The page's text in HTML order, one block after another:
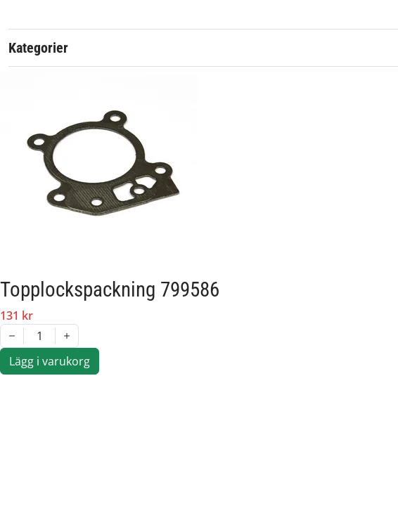
Kategorier
Topplockspackning 799586
131 kr
1
Lägg i varukorg